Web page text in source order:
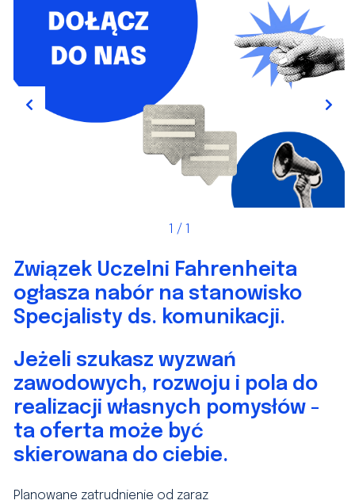
Previous
1 / 1
Next
Związek Uczelni Fahrenheita
ogłasza nabór na stanowisko
Specjalisty ds. komunikacji.
Jeżeli szukasz wyzwań
zawodowych, rozwoju i pola do
realizacji własnych pomysłów -
ta oferta może być
skierowana do ciebie.
Planowane zatrudnienie od zaraz